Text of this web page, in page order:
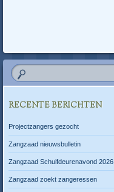
RECENTE BERICHTEN
Projectzangers gezocht
Zangzaad nieuwsbulletin
Zangzaad Schuifdeurenavond 2026
Zangzaad zoekt zangeressen